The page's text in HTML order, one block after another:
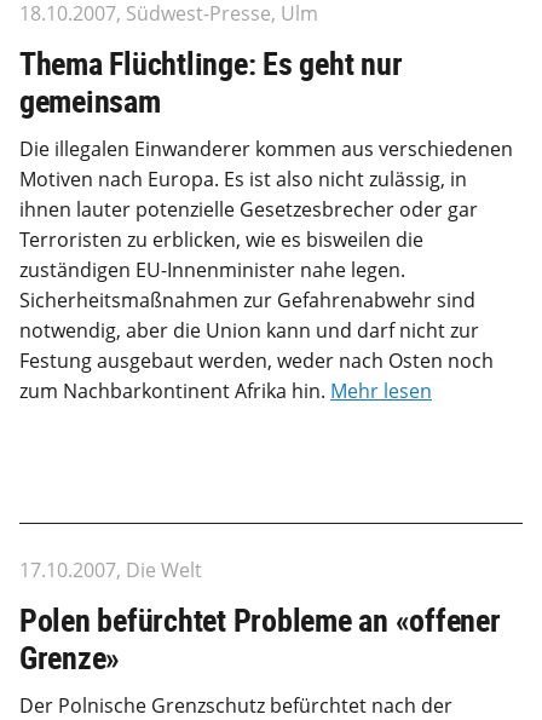
18.10.2007, Südwest-Presse, Ulm
Thema Flüchtlinge: Es geht nur
gemeinsam
Die illegalen Einwanderer kommen aus verschiedenen
Motiven nach Europa. Es ist also nicht zulässig, in
ihnen lauter potenzielle Gesetzesbrecher oder gar
Terroristen zu erblicken, wie es bisweilen die
zuständigen EU-Innenminister nahe legen.
Sicherheitsmaßnahmen zur Gefahrenabwehr sind
notwendig, aber die Union kann und darf nicht zur
Festung ausgebaut werden, weder nach Osten noch
zum Nachbarkontinent Afrika hin. Mehr lesen
17.10.2007, Die Welt
Polen befürchtet Probleme an «offener
Grenze»
Der Polnische Grenzschutz befürchtet nach der